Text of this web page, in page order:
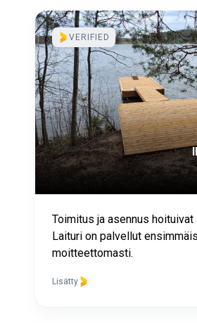
VERIFIED
Toimitus ja asennus
Laituri on palvellut
moitteettomasti.
Lisätty